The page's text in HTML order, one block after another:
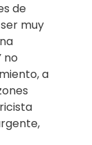
de
muy
no
a